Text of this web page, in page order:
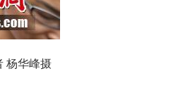
杨华峰摄